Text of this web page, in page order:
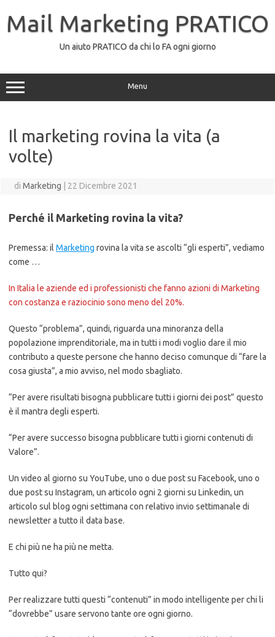
contenuto
Mail Marketing PRATICO
Un aiuto PRATICO da chi lo FA ogni giorno
Menu
Il marketing rovina la vita (a
volte)
di Marketing 22 Dicembre 2021
Perché il Marketing rovina la vita?
Premessa: il Marketing rovina la vita se ascolti “gli esperti”, vediamo
come …
In Italia le aziende ed i professionisti che fanno azioni di Marketing
con costanza e raziocinio sono meno del 20%.
Questo “problema”, quindi, riguarda una minoranza della
popolazione imprenditoriale, ma in tutti i modi voglio dare il mio
contributo a queste persone che hanno deciso comunque di “fare la
cosa giusta”, a mio avviso, nel modo sbagliato.
“Per avere risultati bisogna pubblicare tutti i giorni dei post” questo
è il mantra degli esperti.
“Per avere successo bisogna pubblicare tutti i giorni contenuti di
Valore”.
Un video al giorno su YouTube, uno o due post su Facebook, uno o
due post su Instagram, un articolo ogni 2 giorni su Linkedin, un
articolo sul blog ogni settimana con relativo invio settimanale di
newsletter a tutto il data base.
E chi più ne ha più ne metta.
Tutto qui?
Per realizzare tutti questi “contenuti” in modo intelligente per chi li
“dovrebbe” usare servono tante ore ogni giorno.